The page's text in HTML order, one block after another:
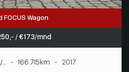
FOCUS Wagon
/ € 173/mnd
... - 166.715km - 2017